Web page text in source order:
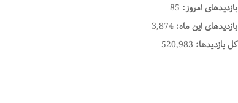
بازدیدهای امروز: 85
بازدیدهای این ماه:3,874
کل بازدیدها: 520,983